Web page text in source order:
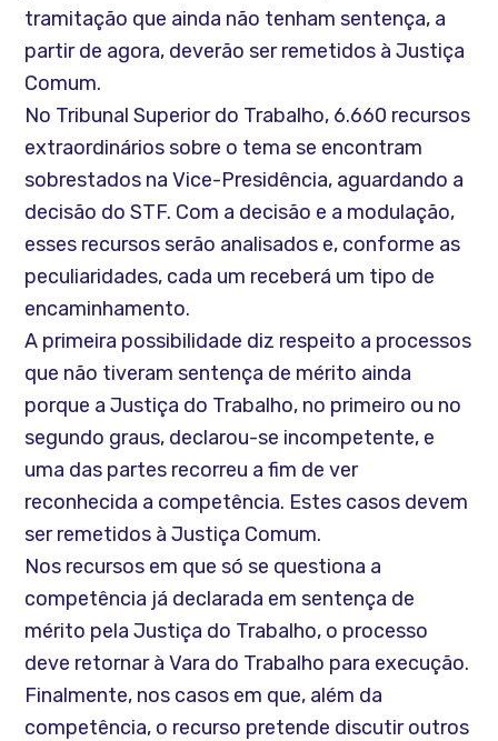
tramitação que ainda não tenham sentença, a
partir de agora, deverão ser remetidos à Justiça
Comum.
No Tribunal Superior do Trabalho, 6.660 recursos
extraordinários sobre o tema se encontram
sobrestados na Vice-Presidência, aguardando a
decisão do STF. Com a decisão e a modulação,
esses recursos serão analisados e, conforme as
peculiaridades, cada um receberá um tipo de
encaminhamento.
A primeira possibilidade diz respeito a processos
que não tiveram sentença de mérito ainda
porque a Justiça do Trabalho, no primeiro ou no
segundo graus, declarou-se incompetente, e
uma das partes recorreu a fim de ver
reconhecida a competência. Estes casos devem
ser remetidos à Justiça Comum.
Nos recursos em que só se questiona a
competência já declarada em sentença de
mérito pela Justiça do Trabalho, o processo
deve retornar à Vara do Trabalho para execução.
Finalmente, nos casos em que, além da
competência, o recurso pretende discutir outros